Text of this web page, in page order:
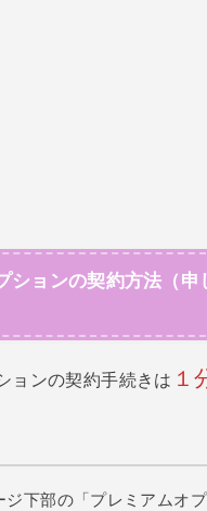
ションの契約方法（申
ョンの契約手続きは １
下部の「プレミアムオ